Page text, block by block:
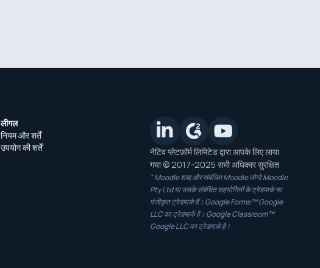
लीगल
नियम और शर्तें
उपयोग की शर्तें
नेटिव प्लेटफ़ॉर्म लिमिटेड द्वारा आपके लिए लाया
गया © 2017-2025 सभी अधिकार सुरक्षित
" Moodle शब्द और संबंधित Moodle लोगो Moodle
Pty Ltd या उसके संबंधित सहयोगियों के ट्रेडमार्क या
पंजीकृत ट्रेडमार्क हैं। Google Forms™ Google
LLC का ट्रेडमार्क है। Google Classroom™
Google LLC का ट्रेडमार्क है।